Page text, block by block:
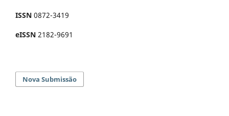
ISSN 0872-3419
eISSN 2182-9691
Nova Submissão